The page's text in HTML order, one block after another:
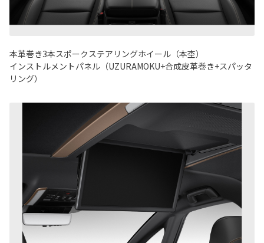
本革巻き3本スポークステアリングホイール（本杢）
インストルメントパネル（UZURAMOKU+合成皮革巻き+スパッタ
リング）